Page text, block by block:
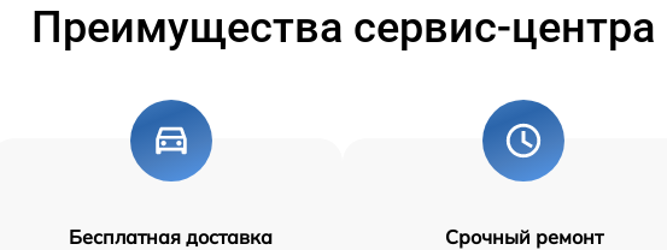
Преимущества сервис-центра
Бесплатная доставка Срочный ремонт